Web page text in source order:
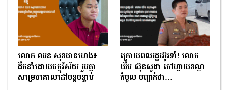
លោក ឈន សុខមានហេង៖
ដឹកនាំដោយចក្ខុវិស័យ រួមគ្នា
សម្រេចគោលដៅបន្តបន្ទាប់
ក្រោយពលរដ្ឋរអ៊ូរទាំ! លោក
ឃឹម ស៊ុនសូដា ចៅហ្វាយខណ្ឌ
កំបូល បញ្ជាក់ថា…